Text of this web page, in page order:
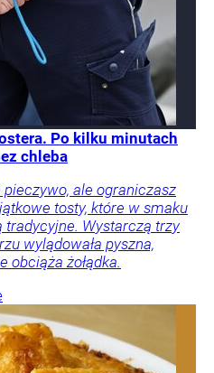
Po kilku minutach
chleba
ale ograniczasz
tosty, które w smaku
tradycyjne. Wystarczą trzy
wylądowała pyszna,
obciąża żołądka.